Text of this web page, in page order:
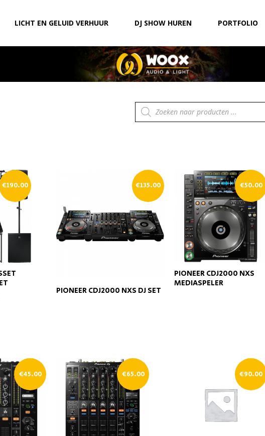
LICHT EN GELUID VERHUUR DJ SHOW HUREN PORTFOLIO
Producten
zoeken
€190.00
PIONEER CDJ2000 NXS DJ SET
€135.00
PIONEER CDJ2000 NXS
MEDIASPELER
€50.00
€45.00 €65.00 €90.00